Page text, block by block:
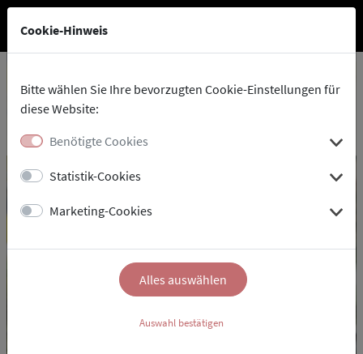
Cookie-Hinweis
Bitte wählen Sie Ihre bevorzugten Cookie-Einstellungen für
diese Website:
Benötigte Cookies
Statistik-Cookies
Marketing-Cookies
Auswahl bestätigen
Alles auswählen